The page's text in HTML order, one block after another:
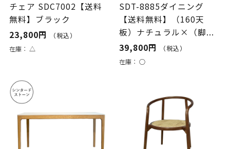
チェア SDC7002【送料
無料】ブラック
23,800円
（税込）
在庫： △
SDT-8885ダイニング
【送料無料】（160天
板）ナチュラル×（脚...
39,800円
（税込）
在庫：○